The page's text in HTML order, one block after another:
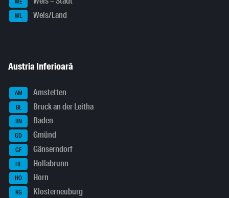
WE
WL Wels/Land
Austria Inferioară
AM Amstetten
BL Bruck an der Leitha
BN Baden
GD Gmünd
GF Gänserndorf
HL Hollabrunn
HO Horn
KG Klosterneuburg